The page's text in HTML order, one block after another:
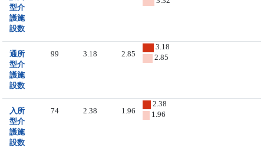
型介
護施
設数
通所
型介
護施
設数
99 3.18 2.85
3.18
2.85
入所
型介
護施
設数
74 2.38 1.96
2.38
1.96